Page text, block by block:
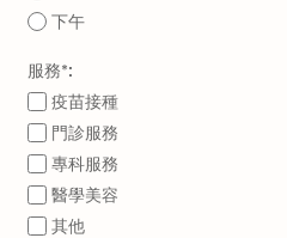
下午
服務*:
疫苗接種
門診服務
專科服務
醫學美容
其他